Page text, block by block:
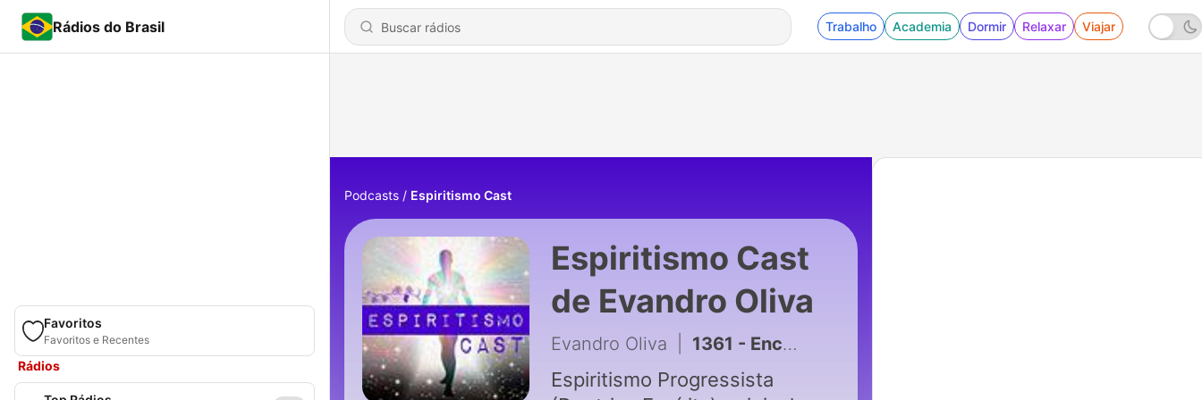
Rádios do Brasil Trabalho Academia Dormir Relaxar Viajar
Favoritos
Favoritos e Recentes
Rádios
Podcasts Espiritismo Cast
Espiritismo Cast
de Evandro Oliva
Evandro Oliva 1361 - Encerramento deste podcast
Espiritismo Progressista